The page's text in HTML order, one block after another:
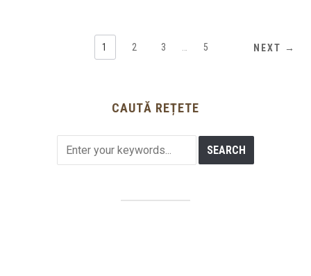
1 2 3 5 NEXT →
CAUTĂ REȚETE